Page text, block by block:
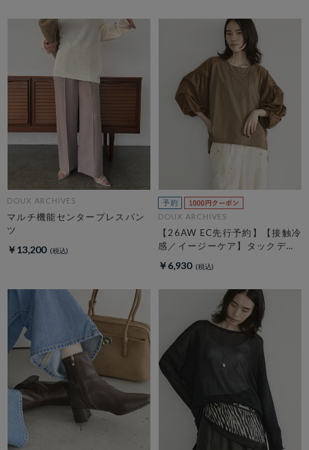
DOUX ARCHIVES
マルチ機能センタープレスパン
ツ
￥13,200
DOUX ARCHIVES
【26AW EC先行予約】【接触冷
感／イージーケア】タックデザ
￥6,930